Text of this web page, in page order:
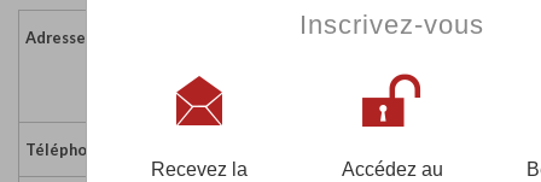
Adresse :
82-84 rue du Rouet
Téléphone :
Inscrivez-vous
Recevez la
Accédez au